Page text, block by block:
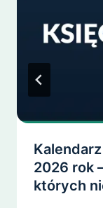
2026 rok
których